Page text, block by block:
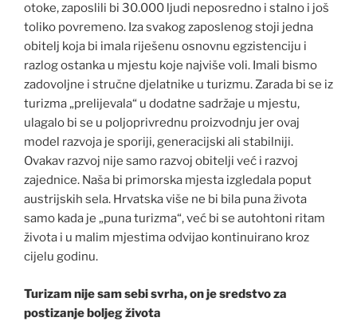
otoke, zaposlili bi 30.000 ljudi neposredno i stalno i još
toliko povremeno. Iza svakog zaposlenog stoji jedna
obitelj koja bi imala riješenu osnovnu egzistenciju i
razlog ostanka u mjestu koje najviše voli. Imali bismo
zadovoljne i stručne djelatnike u turizmu. Zarada bi se iz
turizma „prelijevala“ u dodatne sadržaje u mjestu,
ulagalo bi se u poljoprivrednu proizvodnju jer ovaj
model razvoja je sporiji, generacijski ali stabilniji.
Ovakav razvoj nije samo razvoj obitelji već i razvoj
zajednice. Naša bi primorska mjesta izgledala poput
austrijskih sela. Hrvatska više ne bi bila puna života
samo kada je „puna turizma“, već bi se autohtoni ritam
života i u malim mjestima odvijao kontinuirano kroz
cijelu godinu.
Turizam nije sam sebi svrha, on je sredstvo za
postizanje boljeg života